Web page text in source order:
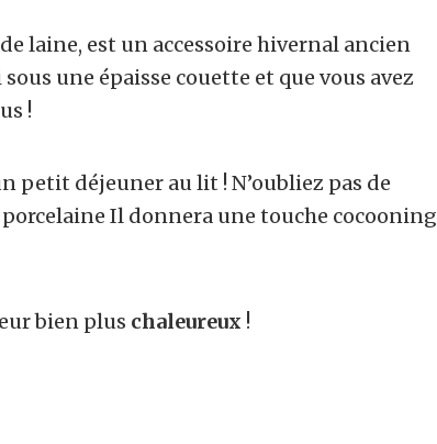
laine, est un accessoire hivernal ancien
une épaisse couette et que vous avez
!
petit déjeuner au lit ! N’oubliez pas de
Il donnera une touche cocooning
bien plus chaleureux !